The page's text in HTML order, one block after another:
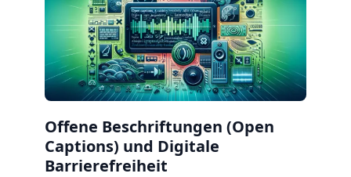
Offene Beschriftungen (Open
Captions) und Digitale
Barrierefreiheit